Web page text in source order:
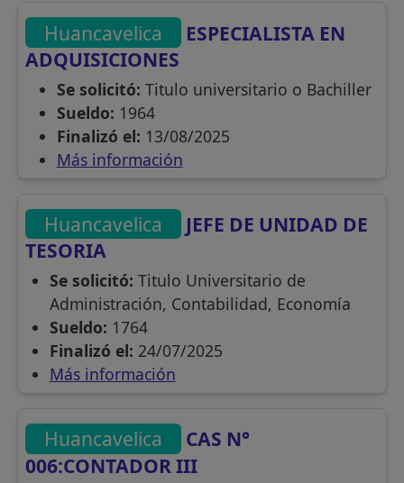
Huancavelica
ESPECIALISTA EN
ADQUISICIONES
Se solicitó: Titulo universitario o Bachiller
Sueldo: 1964
Finalizó el: 13/08/2025
Más información
Huancavelica
JEFE DE UNIDAD DE
TESORIA
Se solicitó: Titulo Universitario de
Administración, Contabilidad, Economía
Sueldo: 1764
Finalizó el: 24/07/2025
Más información
Huancavelica
CAS N°
006:CONTADOR III